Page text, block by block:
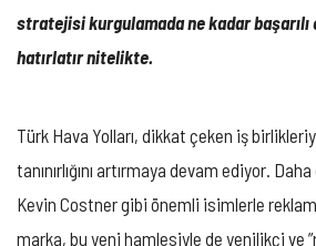
stratejisi kurgulamada ne kadar başarılı
hatırlatır nitelikte.
Türk Hava Yolları, dikkat çeken iş
tanınırlığını artırmaya devam ediyor.
Kevin Costner gibi önemli isimlerle
marka, bu yeni hamlesiyle de yenilikçi ve